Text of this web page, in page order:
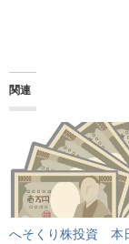
関連
へそくり株投資 本